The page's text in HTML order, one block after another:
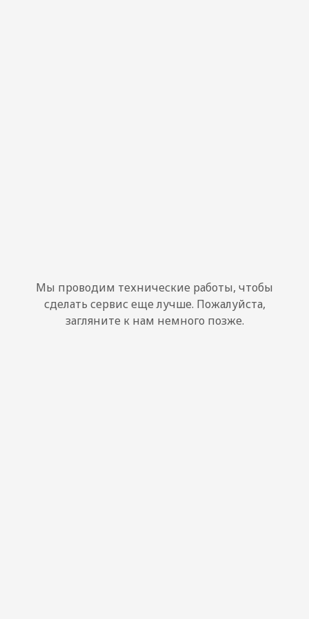
Мы проводим технические работы, чтобы
сделать сервис еще лучше. Пожалуйста,
загляните к нам немного позже.